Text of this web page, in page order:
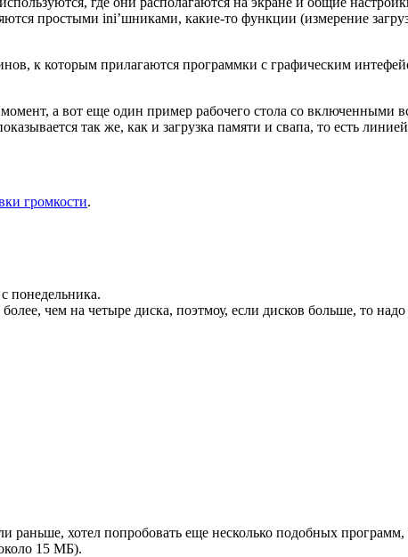
простыми ini’шниками, какие-то функции (измерение
к которым прилагаются программки с графическим
а вот еще один пример рабочего стола со включенными
так же, как и загрузка памяти и свапа, то есть
громкости.
понедельника.
чем на четыре диска, поэтмоу, если дисков больше, то надо
раньше, хотел попробовать еще несколько подобных
15 МБ).